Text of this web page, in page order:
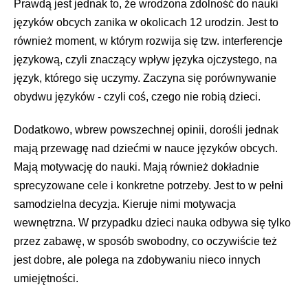
Prawdą jest jednak to, że wrodzona zdolność do nauki
języków obcych zanika w okolicach 12 urodzin. Jest to
również moment, w którym rozwija się tzw. interferencje
językową, czyli znaczący wpływ języka ojczystego, na
język, którego się uczymy. Zaczyna się porównywanie
obydwu języków - czyli coś, czego nie robią dzieci.
Dodatkowo, wbrew powszechnej opinii, dorośli jednak
mają przewagę nad dziećmi w nauce języków obcych.
Mają motywację do nauki. Mają również dokładnie
sprecyzowane cele i konkretne potrzeby. Jest to w pełni
samodzielna decyzja. Kieruje nimi motywacja
wewnętrzna. W przypadku dzieci nauka odbywa się tylko
przez zabawę, w sposób swobodny, co oczywiście też
jest dobre, ale polega na zdobywaniu nieco innych
umiejętności.